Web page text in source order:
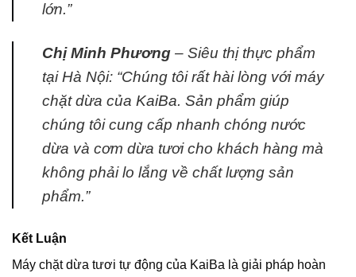
lớn.”
Chị Minh Phương – Siêu thị thực phẩm
tại Hà Nội: “Chúng tôi rất hài lòng với máy
chặt dừa của KaiBa. Sản phẩm giúp
chúng tôi cung cấp nhanh chóng nước
dừa và cơm dừa tươi cho khách hàng mà
không phải lo lắng về chất lượng sản
phẩm.”
Kết Luận
Máy chặt dừa tươi tự động của KaiBa là giải pháp hoàn